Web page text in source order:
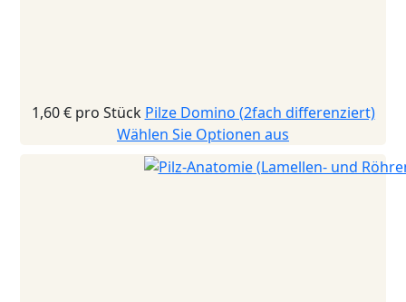
1,60 € pro Stück Pilze Domino (2fach differenziert)
Wählen Sie Optionen aus